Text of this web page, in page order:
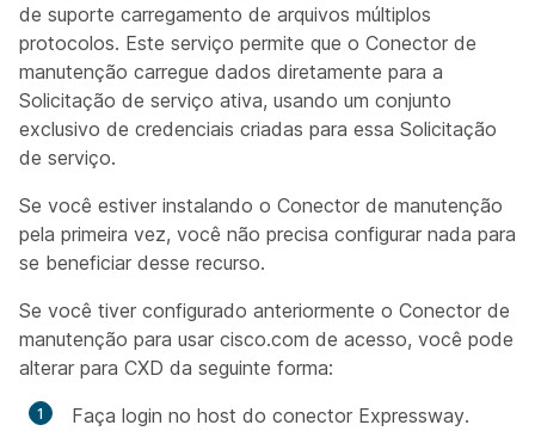
de suporte carregamento de arquivos múltiplos
protocolos. Este serviço permite que o Conector de
manutenção carregue dados diretamente para a
Solicitação de serviço ativa, usando um conjunto
exclusivo de credenciais criadas para essa Solicitação
de serviço.
Se você estiver instalando o Conector de manutenção
pela primeira vez, você não precisa configurar nada para
se beneficiar desse recurso.
Se você tiver configurado anteriormente o Conector de
manutenção para usar cisco.com de acesso, você pode
alterar para CXD da seguinte forma:
Faça login no host do conector Expressway.